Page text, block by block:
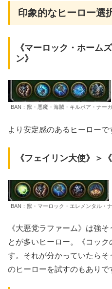
印象的なヒーロー選
《マーロック・ホーム
ン》
BAN：獣・悪魔・海賊・キルボア・ナーガ
より安定感のあるヒーローで
《フェイリン大使》＞
BAN：獣・マーロック・エレメンタル・
《大悪党ラファーム》は強
とが多いヒーロー。《コッ
す。それが分かっていたらそ
のヒーローを試すのもありで